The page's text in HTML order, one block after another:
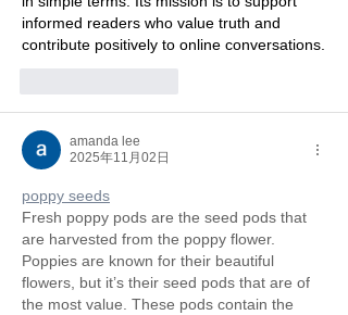
informed readers who value truth and
contribute positively to online conversations.
amanda lee
2025年11月02日
poppy seeds
Fresh poppy pods are the seed pods that
are harvested from the poppy flower.
Poppies are known for their beautiful
flowers, but it’s their seed pods that are of
the most value. These pods contain the